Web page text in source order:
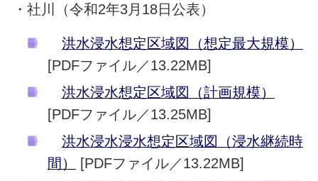
・社川（令和2年3月18日公表）
洪水浸水想定区域図（想定最大規模）
[PDFファイル／13.22MB]
洪水浸水想定区域図（計画規模）
[PDFファイル／13.25MB]
洪水浸水浸水想定区域図（浸水継続時
間）
[PDFファイル／13.22MB]